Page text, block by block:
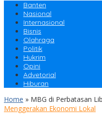
Banten
Nasional
Internasional
Bisnis
Olahraga
Politik
Hukrim
Opini
Advetorial
Hiburan
Home » MBG di Perbatasan
Menggerakan Ekonomi Lokal